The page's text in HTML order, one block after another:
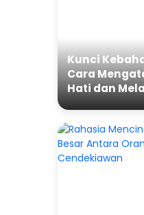
Kunci
Cara
Hati dan